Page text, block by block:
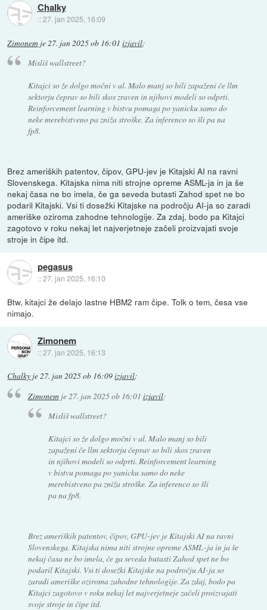
Chalky
::27. jan 2025, 16:09
Zimonem je27. jan 2025 ob 16:01 izjavil:
Misliš wallstreet?
Kitajci so že dolgo močni v al. Malo manj so bili zapaženi če llm
sektorju čeprav so bili skos zraven in njihovi modeli so odprti.
Reinforcement learning v bistvu pomaga po yanicku samo do
neke merebistveno pa zniža stroške. Za inferenco so šli pa na
fp8.
Brez ameriških patentov, čipov, GPU-jev je Kitajski AI na ravni
Slovenskega. Kitajska nima niti strojne opreme ASML-ja in ja še
nekaj časa ne bo imela, če ga seveda butasti Zahod spet ne bo
podaril Kitajski. Vsi ti dosežki Kitajske na področju AI-ja so zaradi
ameriške oziroma zahodne tehnologije. Za zdaj, bodo pa Kitajci
zagotovo v roku nekaj let najverjetneje začeli proizvajati svoje
stroje in čipe itd.
pegasus
::27. jan 2025, 16:10
Btw, kitajci že delajo lastne HBM2 ram čipe. Tolk o tem, česa vse
nimajo.
Zimonem
::27. jan 2025, 16:13
Chalky je27. jan 2025 ob 16:09izjavil:
Zimonemje27. jan 2025 ob 16:01 izjavil:
Misliš wallstreet?
Kitajci so že dolgo močni v al. Malo manj so bili
zapaženi če llm sektorju čeprav so bili skos zraven
in njihovi modeli so odprti. Reinforcement learning
v bistvu pomaga po yanicku samo do neke
merebistveno pa zniža stroške. Za inferenco so šli
pa na fp8.
Brez ameriških patentov, čipov, GPU-jev je Kitajski AI na ravni
Slovenskega. Kitajska nima niti strojne opreme ASML-ja in ja še
nekaj časa ne bo imela, če ga seveda butasti Zahod spet ne bo
podaril Kitajski. Vsi ti dosežki Kitajske na področju AI-ja so
zaradi ameriške oziroma zahodne tehnologije. Za zdaj, bodo pa
Kitajci zagotovo v roku nekaj let najverjetneje začeli proizvajati
svoje stroje in čipe itd.